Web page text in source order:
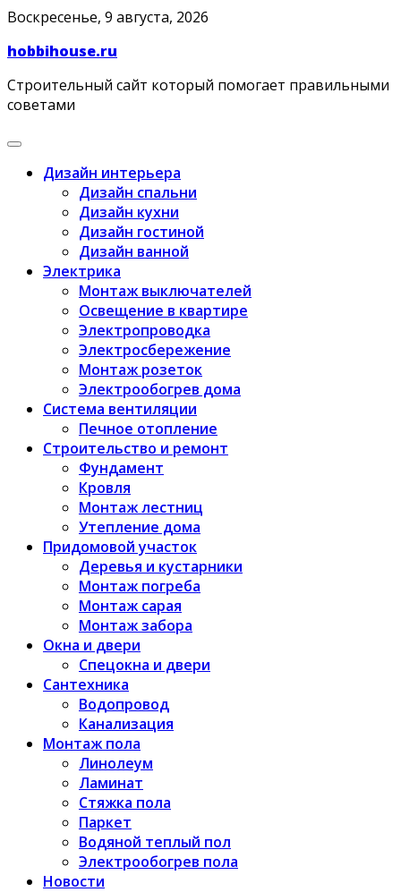
Skip
content
Воскресенье, 9 августа, 2026
hobbihouse.ru
Строительный сайт который помогает правильными
советами
Дизайн интерьера
Дизайн спальни
Дизайн кухни
Дизайн гостиной
Дизайн ванной
Электрика
Монтаж выключателей
Освещение в квартире
Электропроводка
Электросбережение
Монтаж розеток
Электрообогрев дома
Система вентиляции
Печное отопление
Строительство и ремонт
Фундамент
Кровля
Монтаж лестниц
Утепление дома
Придомовой участок
Деревья и кустарники
Монтаж погреба
Монтаж сарая
Монтаж забора
Окна и двери
Спецокна и двери
Сантехника
Водопровод
Канализация
Монтаж пола
Линолеум
Ламинат
Стяжка пола
Паркет
Водяной теплый пол
Электрообогрев пола
Новости